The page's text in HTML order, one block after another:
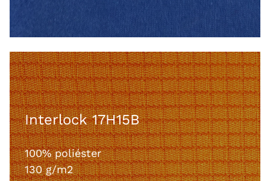
Interlock 17H15B
100% poliéster
130 g/m2